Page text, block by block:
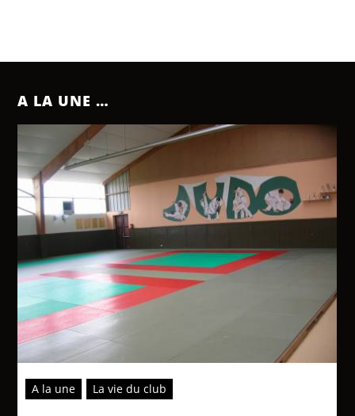
A LA UNE …
A la une La vie du club